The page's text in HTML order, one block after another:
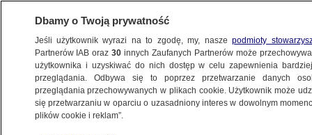
ŚWIAT
Dbamy o Twoją prywatność
Jeśli użytkownik wyrazi na to zgodę, my, naszepodmioty
Partnerów IAB oraz30 innych Zaufanych Partnerów może
użytkownika i uzyskiwać do nich dostęp w celu zapewnienia
przeglądania. Odbywa się to poprzez przetwarzanie danych
przeglądania przechowywanych w plikach cookie. Użytkownik może
się przetwarzaniu w oparciu o uzasadniony interes w dowolnym
plików cookie i reklam”.